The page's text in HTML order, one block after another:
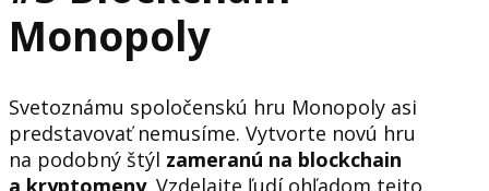
Monopoly
Svetoznámu spoločenskú hru Monopoly asi
predstavovať nemusíme. Vytvorte novú hru
na podobný štýl zameranú na blockchain
a kryptomeny. Vzdelajte ľudí ohľadom tejto